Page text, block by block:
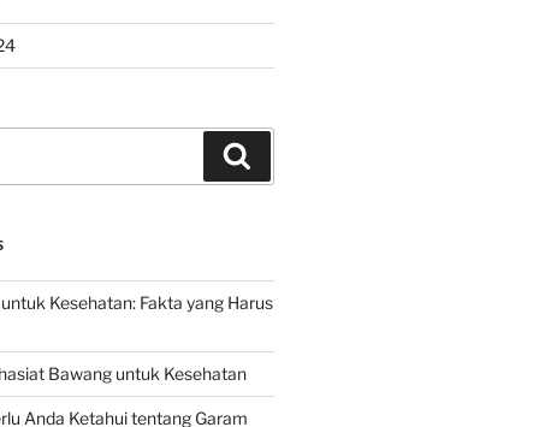
Kesehatan: Fakta yang Harus
Bawang untuk Kesehatan
Anda Ketahui tentang Garam